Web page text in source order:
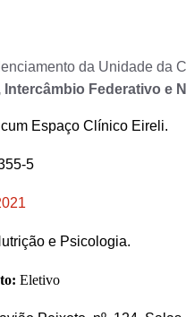
da Unidade da
Federativo e
Espaço Clínico Eireli.
5
e Psicologia.
Eletivo